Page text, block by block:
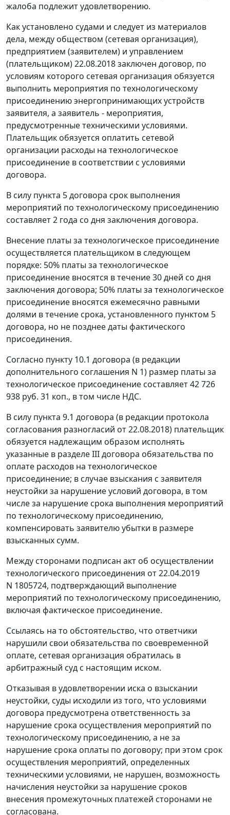
жалоба подлежит удовлетворению.
Как установлено судами и следует из материалов
дела, между обществом (сетевая организация),
предприятием (заявителем) и управлением
(плательщиком) 22.08.2018 заключен договор, по
условиям которого сетевая организация обязуется
выполнить мероприятия по технологическому
присоединению энергопринимающих устройств
заявителя, а заявитель - мероприятия,
предусмотренные техническими условиями.
Плательщик обязуется оплатить сетевой
организации расходы на технологическое
присоединение в соответствии с условиями
договора.
В силу пункта 5 договора срок выполнения
мероприятий по технологическому присоединению
составляет 2 года со дня заключения договора.
Внесение платы за технологическое присоединение
осуществляется плательщиком в следующем
порядке: 50% платы за технологическое
присоединение вносятся в течение 30 дней со дня
заключения договора; 50% платы за технологическое
присоединение вносятся ежемесячно равными
долями в течение срока, установленного пунктом 5
договора, но не позднее даты фактического
присоединения.
Согласно пункту 10.1 договора (в редакции
дополнительного соглашения N 1) размер платы за
технологическое присоединение составляет 42 726
938 руб. 31 коп., в том числе НДС.
В силу пункта 9.1 договора (в редакции протокола
согласования разногласий от 22.08.2018) плательщик
обязуется надлежащим образом исполнять
указанные в разделе III договора обязательства по
оплате расходов на технологическое
присоединение; в случае взыскания с заявителя
неустойки за нарушение условий договора, в том
числе за нарушение срока выполнения мероприятий
по технологическому присоединению,
компенсировать заявителю убытки в размере
взысканных сумм.
Между сторонами подписан акт об осуществлении
технологического присоединения от 22.04.2019
N 1805724, подтверждающий выполнение
мероприятий по технологическому присоединению,
включая фактическое присоединение.
Ссылаясь на то обстоятельство, что ответчики
нарушили свои обязательства по своевременной
оплате, сетевая организация обратилась в
арбитражный суд с настоящим иском.
Отказывая в удовлетворении иска о взыскании
неустойки, суды исходили из того, что условиями
договора предусмотрена ответственность за
нарушение срока осуществления мероприятий по
технологическому присоединению, а не за
нарушение срока оплаты по договору; при этом срок
осуществления мероприятий, определенных
техническими условиями, не нарушен, возможность
начисления неустойки за нарушение сроков
внесения промежуточных платежей сторонами не
согласована.